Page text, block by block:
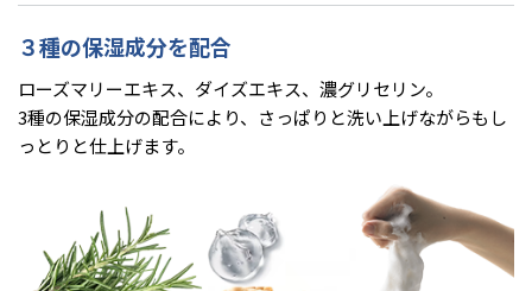
３種の保湿成分を配合
ローズマリーエキス、ダイズエキス、濃グリセリン。
3種の保湿成分の配合により、さっぱりと洗い上げながらもし
っとりと仕上げます。